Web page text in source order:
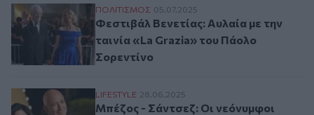
Φεστιβάλ Βενετίας: Αυλαία με την
ΠΟΛΙΤΙΣΜΟΣ 05.07.2025
Φεστιβάλ Βενετίας: Αυλαία με την
ταινία «La Grazia» του Πάολο
Σορεντίνο
Μπέζος - Σάντσεζ: Οι νεόνυμφοι
LIFESTYLE 28.06.2025
Μπέζος - Σάντσεζ: Οι νεόνυμφοι